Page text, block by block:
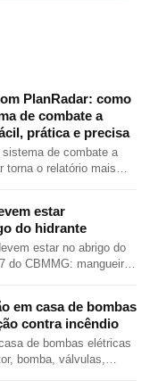
PlanRadar: como
de combate a
prática e precisa
de combate a
torna o relatório mais
estar
do hidrante
estar no abrigo do
do CBMMG: mangueira,
em casa de bombas
contra incêndio
de bombas elétricas
bomba, válvulas,